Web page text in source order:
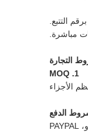
مباشرة.
التجارة
1. MOQ
الأجزاء